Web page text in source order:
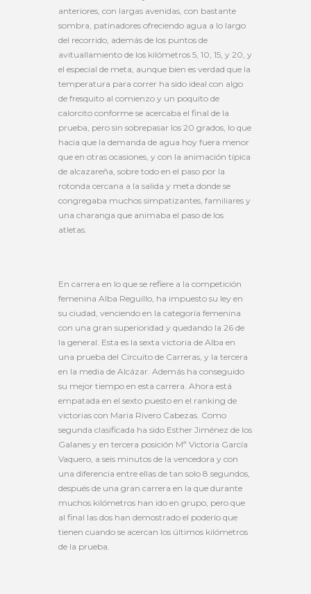
anteriores, con largas avenidas, con bastante
sombra, patinadores ofreciendo agua a lo largo
del recorrido, además de los puntos de
avituallamiento de los kilómetros 5, 10, 15, y 20, y
el especial de meta, aunque bien es verdad que la
temperatura para correr ha sido ideal con algo
de fresquito al comienzo y un poquito de
calorcito conforme se acercaba el final de la
prueba, pero sin sobrepasar los 20 grados, lo que
hacia que la demanda de agua hoy fuera menor
que en otras ocasiones, y con la animación típica
de alcazareña, sobre todo en el paso por la
rotonda cercana a la salida y meta donde se
congregaba muchos simpatizantes, familiares y
una charanga que animaba el paso de los
atletas.
En carrera en lo que se refiere a la competición
femenina Alba Reguillo, ha impuesto su ley en
su ciudad, venciendo en la categoría femenina
con una gran superioridad y quedando la 26 de
la general. Esta es la sexta victoria de Alba en
una prueba del Circuito de Carreras, y la tercera
en la media de Alcázar. Además ha conseguido
su mejor tiempo en esta carrera. Ahora está
empatada en el sexto puesto en el ranking de
victorias con Maria Rivero Cabezas. Como
segunda clasificada ha sido Esther Jiménez de los
Galanes y en tercera posición Mª Victoria García
Vaquero, a seis minutos de la vencedora y con
una diferencia entre ellas de tan solo 8 segundos,
después de una gran carrera en la que durante
muchos kilómetros han ido en grupo, pero que
al final las dos han demostrado el poderío que
tienen cuando se acercan los últimos kilómetros
de la prueba.